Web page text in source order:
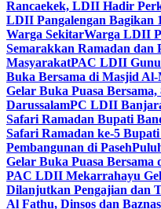
Rancaekek, LDII Hadir
LDII Pangalengan Bagikan
Warga SekitarWarga LDII
Semarakkan Ramadan dan
MasyarakatPAC LDII
Buka Bersama di Masjid
Gelar Buka Puasa
DarussalamPC LDII
Safari Ramadan Bupati
Safari Ramadan ke-5
Pembangunan di Paseh
Gelar Buka Puasa
PAC LDII Mekarrahayu
Dilanjutkan Pengajian dan
Al Fathu, Dinsos dan